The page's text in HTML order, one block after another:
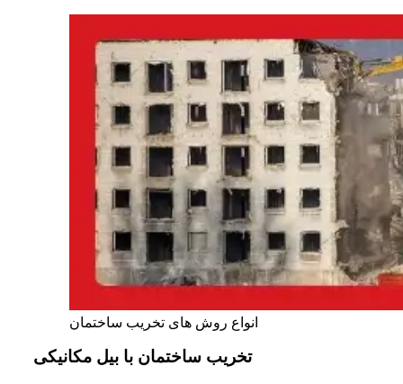
انواع روش های تخریب ساختمان
تخریب ساختمان با بیل مکانیکی